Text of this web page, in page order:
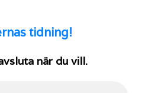
tidning!
när du vill.